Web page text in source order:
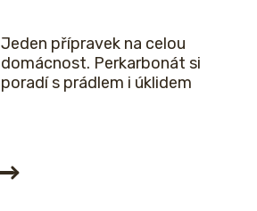
Jeden přípravek na celou
domácnost. Perkarbonát si
poradí s prádlem i úklidem